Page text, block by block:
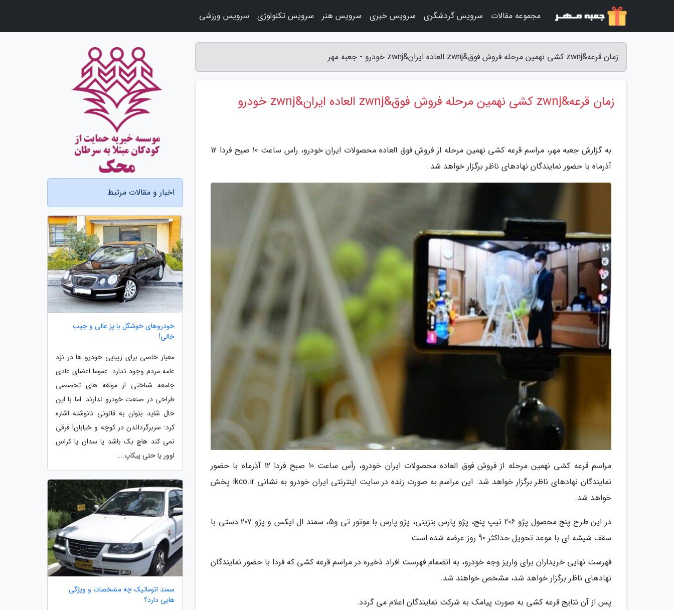
زمان قرعه&zwnj کشی نهمین مرحله فروش فوق&zwnj العاده ایران&zwnj خودرو - جعبه مهر
زمان قرعه&zwnj کشی نهمین مرحله فروش فوق&zwnj العاده ایران&zwnj خودرو
به گزارش جعبه مهر، مراسم قرعه کشی نهمین مرحله از فروش فوق العاده محصولات ایران خودرو، راس ساعت 10 صبح فردا 12
آذرماه با حضور نمایندگان نهادهای ناظر برگزار خواهد شد.
مراسم قرعه کشی نهمین مرحله از فروش فوق العاده محصولات ایران خودرو، رأس ساعت 10 صبح فردا 12 آذرماه با حضور
نمایندگان نهادهای ناظر برگزار خواهد شد. این مراسم به صورت زنده در سایت اینترنتی ایران خودرو به نشانی ikco.ir پخش
خواهد شد.
در این طرح پنج محصول پژو 206 تیپ پنج، پژو پارس بنزینی، پژو پارس با موتور تی و5، سمند ال ایکس و پژو 207 دستی با
سقف شیشه ای با موعد تحویل حداکثر 90 روز عرضه شده است.
فهرست نهایی خریداران برای واریز وجه خودرو، به انضمام فهرست افراد ذخیره در مراسم قرعه کشی که فردا با حضور نمایندگان
نهادهای ناظر برگزار خواهد شد، مشخص خواهند شد.
پس از آن نتایج قرعه کشی به صورت پیامک به شرکت نمایندگان اعلام می گردد.
اخبار و مقالات مرتبط
خودروهای خوشگل با پز عالی و جیب
خالی!
معیار خاصی برای زیبایی خودرو ها در نزد
عامه مردم وجود ندارد. عموما اعضای عادی
جامعه شناختی از مولفه های تخصصی
طراحی در صنعت خودرو ندارند. اما با این
حال شاید بتوان به قانونی نانوشته اشاره
کرد: سربرگرداندن در کوچه و خیابان! فرقی
نمی کند هاچ بک باشد یا سدان یا کراس
اوور یا حتی پیکاپ....
سمند اتوماتیک چه مشخصات و ویژگی
هایی دارد؟
مجموعه مقالات سرویس گردشگری سرویس خبری سرویس هنر سرویس تکنولوژی سرویس ورزشی